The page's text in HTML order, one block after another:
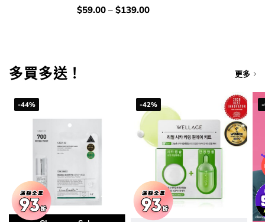
價
錢：
$59.00 –$139.00
多買多送！ 更多
-44% -42%